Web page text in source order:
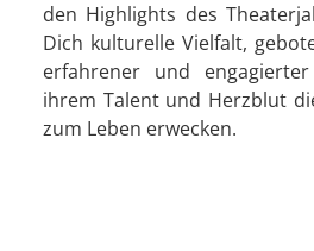
den Highlights des
Dich kulturelle Vielfalt,
erfahrener und
ihrem Talent und Herzblut
zum Leben erwecken.